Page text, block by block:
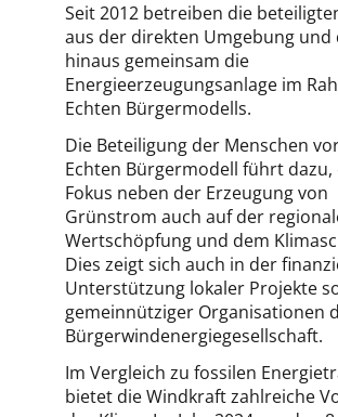
Seit 2012 betreiben die
aus der direkten Umgebung
hinaus gemeinsam die
Energieerzeugungsanlage im
Echten Bürgermodells.
Die Beteiligung der Menschen
Echten Bürgermodell führt dazu,
Fokus neben der Erzeugung von
Grünstrom auch auf der
Wertschöpfung und dem
Dies zeigt sich auch in der
Unterstützung lokaler Projekte
gemeinnütziger Organisationen
Bürgerwindenergiegesellschaft.
Im Vergleich zu fossilen
bietet die Windkraft zahlreiche